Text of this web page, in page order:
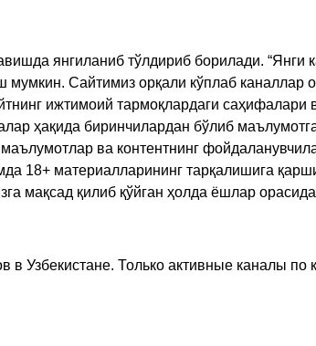
янгиланиб тўлдириб борилади.
Сайтимиз орқали кўплаб каналлар
ижтимоий тармоқлардаги
ҳақида биринчилардан бўлиб
ва контентнинг
18+ материалларининг тарқалишига
мақсад қилиб қўйган ҳолда ёшлар
Узбекистане. Только активные каналы по